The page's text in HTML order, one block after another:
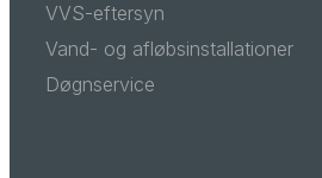
VVS-eftersyn
Vand- og afløbsinstallationer
Døgnservice